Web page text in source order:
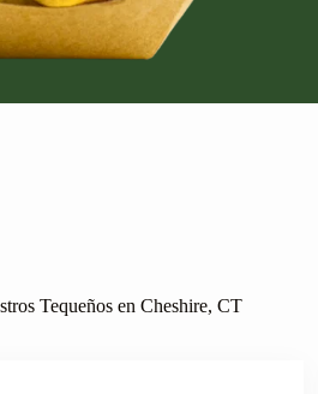
Tequeños en Cheshire, CT